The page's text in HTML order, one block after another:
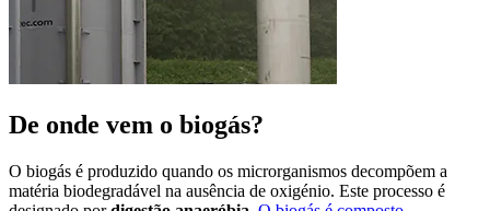
De onde vem o biogás?
O biogás é produzido quando os microrganismos decompõem a
matéria biodegradável na ausência de oxigénio. Este processo é